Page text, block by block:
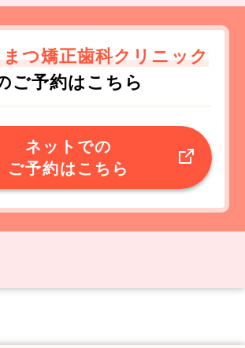
つ矯正歯科クリニック
ご予約はこちら
ネットでの
ご予約はこちら